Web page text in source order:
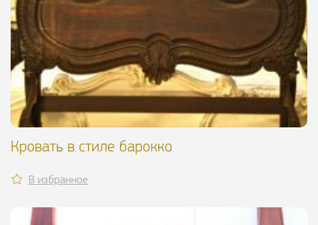
Кровать в стиле барокко
В избранное